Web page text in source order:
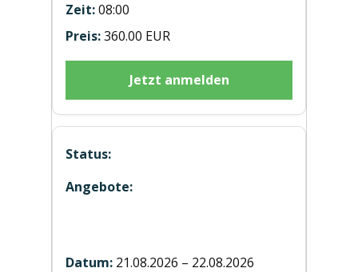
08:00
360.00 EUR
Jetzt anmelden
21.08.2026 – 22.08.2026